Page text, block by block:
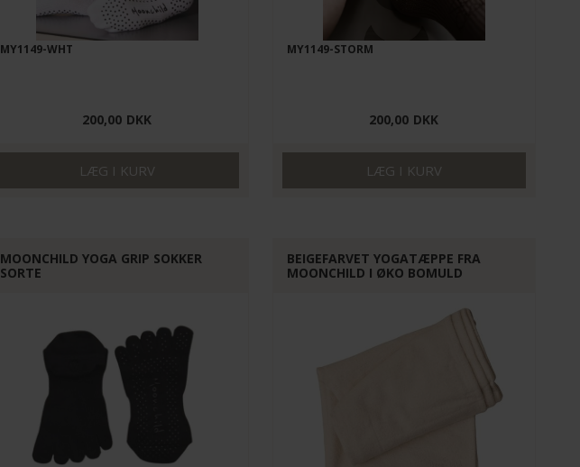
MY1149-WHT
200,00 DKK
MY1149-STORM
200,00 DKK
MOONCHILD YOGA GRIP SOKKER
SORTE
BEIGEFARVET YOGATÆPPE FRA
MOONCHILD I ØKO BOMULD